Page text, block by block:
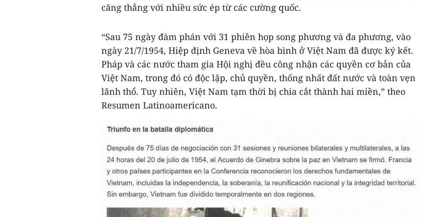
căng thẳng với nhiều sức ép từ các cường quốc.
“Sau 75 ngày đàm phán với 31 phiên họp song phương và đa phương, vào
ngày 21/7/1954, Hiệp định Geneva về hòa bình ở Việt Nam đã được ký kết.
Pháp và các nước tham gia Hội nghị đều công nhận các quyền cơ bản của
Việt Nam, trong đó có độc lập, chủ quyền, thống nhất đất nước và toàn vẹn
lãnh thổ. Tuy nhiên, Việt Nam tạm thời bị chia cắt thành hai miền,” theo
Resumen Latinoamericano.